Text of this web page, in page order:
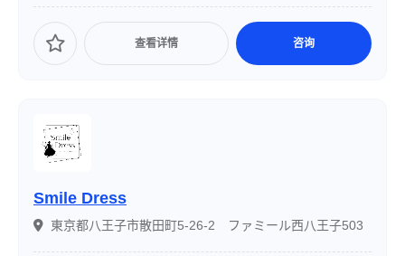
す。
查看详情 咨询
Smile Dress
東京都八王子市散田町5-26-2 ファミール西八王子503